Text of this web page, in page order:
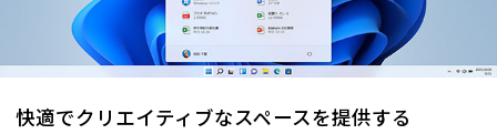
快適でクリエイティブなスペースを提供する